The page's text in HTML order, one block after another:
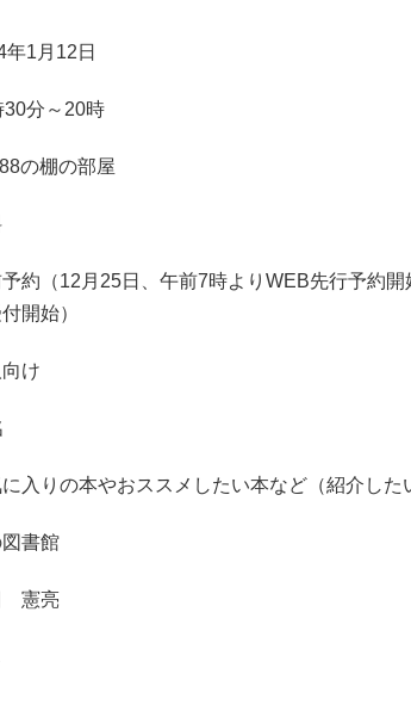
年1月12日
30分～20時
の棚の部屋
約（12月25日、午前7時よりWEB先行予約
開始）
け
入りの本やおススメしたい本など（紹介した
書館
憲亮